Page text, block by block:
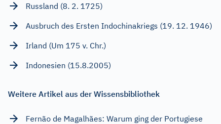
Russland (8. 2. 1725)
Ausbruch des Ersten Indochinakriegs (19. 12. 1946)
Irland (Um 175 v. Chr.)
Indonesien (15.8.2005)
Weitere Artikel aus der Wissensbibliothek
Fernão de Magalhães: Warum ging der Portugiese